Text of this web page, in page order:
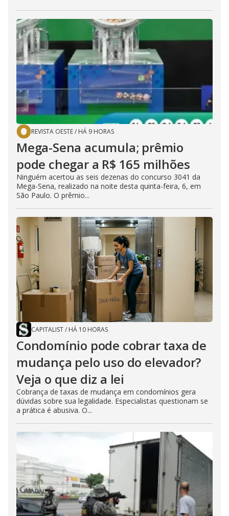
REVISTA OESTE/ HÁ 9 HORAS
Mega-Sena acumula; prêmio
pode chegar a R$ 165 milhões
Ninguém acertou as seis dezenas do concurso 3041 da
Mega-Sena, realizado na noite desta quinta-feira, 6, em
São Paulo. O prêmio...
CAPITALIST/ HÁ 10 HORAS
Condomínio pode cobrar taxa de
mudança pelo uso do elevador?
Veja o que diz a lei
Cobrança de taxas de mudança em condomínios gera
dúvidas sobre sua legalidade. Especialistas questionam se
a prática é abusiva. O...